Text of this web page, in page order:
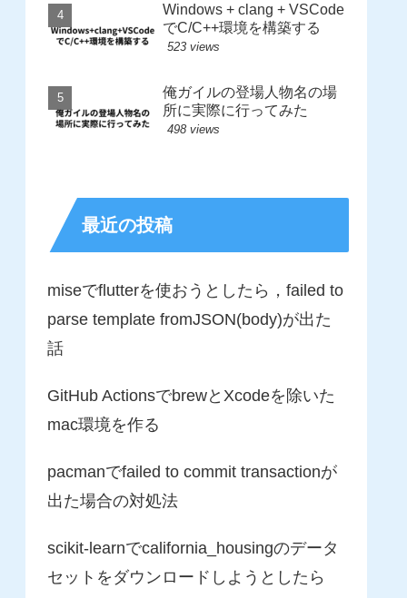
Windows + clang + VSCode
でC/C++環境を構築する
523 views
俺ガイルの登場人物名の場
所に実際に行ってみた
498 views
最近の投稿
miseでflutterを使おうとしたら，failed to
parse template fromJSON(body)が出た
話
GitHub ActionsでbrewとXcodeを除いた
mac環境を作る
pacmanでfailed to commit transactionが
出た場合の対処法
scikit-learnでcalifornia_housingのデータ
セットをダウンロードしようとしたら